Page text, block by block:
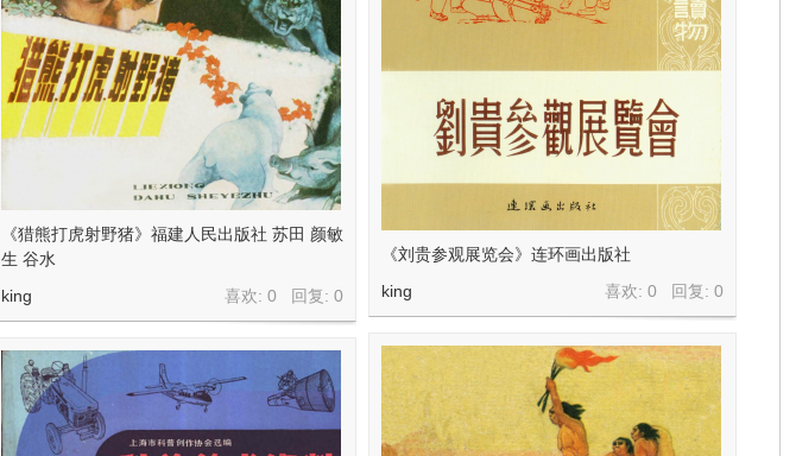
《刘贵参观展览会》连环画出版社
喜欢: 0 回复:0
king
《猎熊打虎射野猪》福建人民出版社 苏田 颜敏
生 谷水
喜欢: 0 回复:0
king